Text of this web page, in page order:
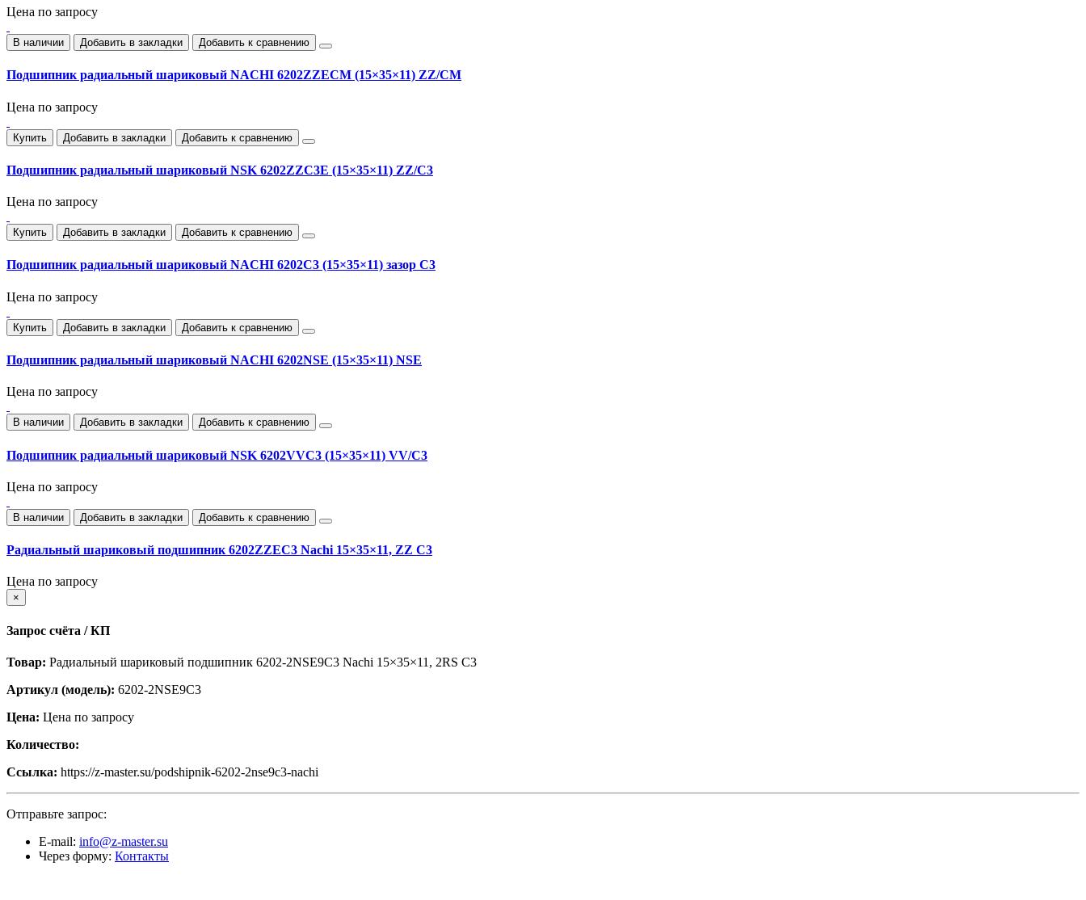
Цена по запросу
В наличии Добавить в закладки Добавить к сравнению
Подшипник радиальный шариковый NACHI 6202ZZECM (15×35×11) ZZ/CM
Цена по запросу
Купить Добавить в закладки Добавить к сравнению
Подшипник радиальный шариковый NSK 6202ZZC3E (15×35×11) ZZ/C3
Цена по запросу
Купить Добавить в закладки Добавить к сравнению
Подшипник радиальный шариковый NACHI 6202C3 (15×35×11) зазор C3
Цена по запросу
Купить Добавить в закладки Добавить к сравнению
Подшипник радиальный шариковый NACHI 6202NSE (15×35×11) NSE
Цена по запросу
В наличии Добавить в закладки Добавить к сравнению
Подшипник радиальный шариковый NSK 6202VVC3 (15×35×11) VV/C3
Цена по запросу
В наличии Добавить в закладки Добавить к сравнению
Радиальный шариковый подшипник 6202ZZEC3 Nachi 15×35×11, ZZ C3
Цена по запросу
×
Запрос счёта / КП
Товар: Радиальный шариковый подшипник 6202-2NSE9C3 Nachi 15×35×11, 2RS C3
Артикул (модель): 6202-2NSE9C3
Цена: Цена по запросу
Количество:
Ссылка: https://z-master.su/podshipnik-6202-2nse9c3-nachi
Отправьте запрос:
E-mail: info@z-master.su
Через форму: Контакты